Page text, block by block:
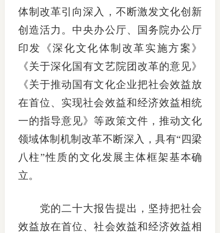
体制改革引向深入，不断激发文化创新
创造活力。中央办公厅、国务院办公厅
印发《深化文化体制改革实施方案》
《关于深化国有文艺院团改革的意见》
《关于推动国有文化企业把社会效益放
在首位、实现社会效益和经济效益相统
一的指导意见》等政策文件，推动文化
领域体制机制改革不断深入，具有“四梁
八柱”性质的文化发展主体框架基本确
立。
党的二十大报告提出，坚持把社会
效益放在首位、社会效益和经济效益相